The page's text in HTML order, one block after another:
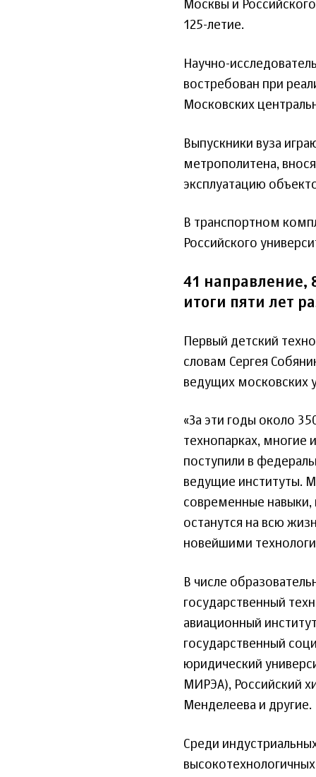
Москвы и
125-летие.
Научно-
востребован при
Московских
Выпускники вуза
метрополитена,
эксплуатацию
В транспортном
Российского
41 направление,
итоги пяти лет
Первый детский
словам Сергея
ведущих московских
«За эти годы около
технопарках, многие
поступили в
ведущие институты.
современные навыки,
останутся на всю
новейшими
В числе
государственный
авиационный
государственный
юридический
МИРЭА), Российский
Менделеева и другие.
Среди